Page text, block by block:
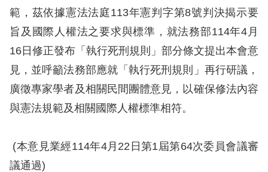
權
業
務
核
心
人
公
約
範，茲依據憲法法庭113年憲判字第8號判決揭示要
旨及國際人權法之要求與標準，就法務部114年4月
16日修正發布「執行死刑規則」部分條文提出本會意
見，並呼籲法務部應就「執行死刑規則」再行研議，
廣徵專家學者及相關民間團體意見，以確保修法內容
與憲法規範及相關國際人權標準相符。
(本意見業經114年4月22日第1屆第64次委員會議審
議通過)